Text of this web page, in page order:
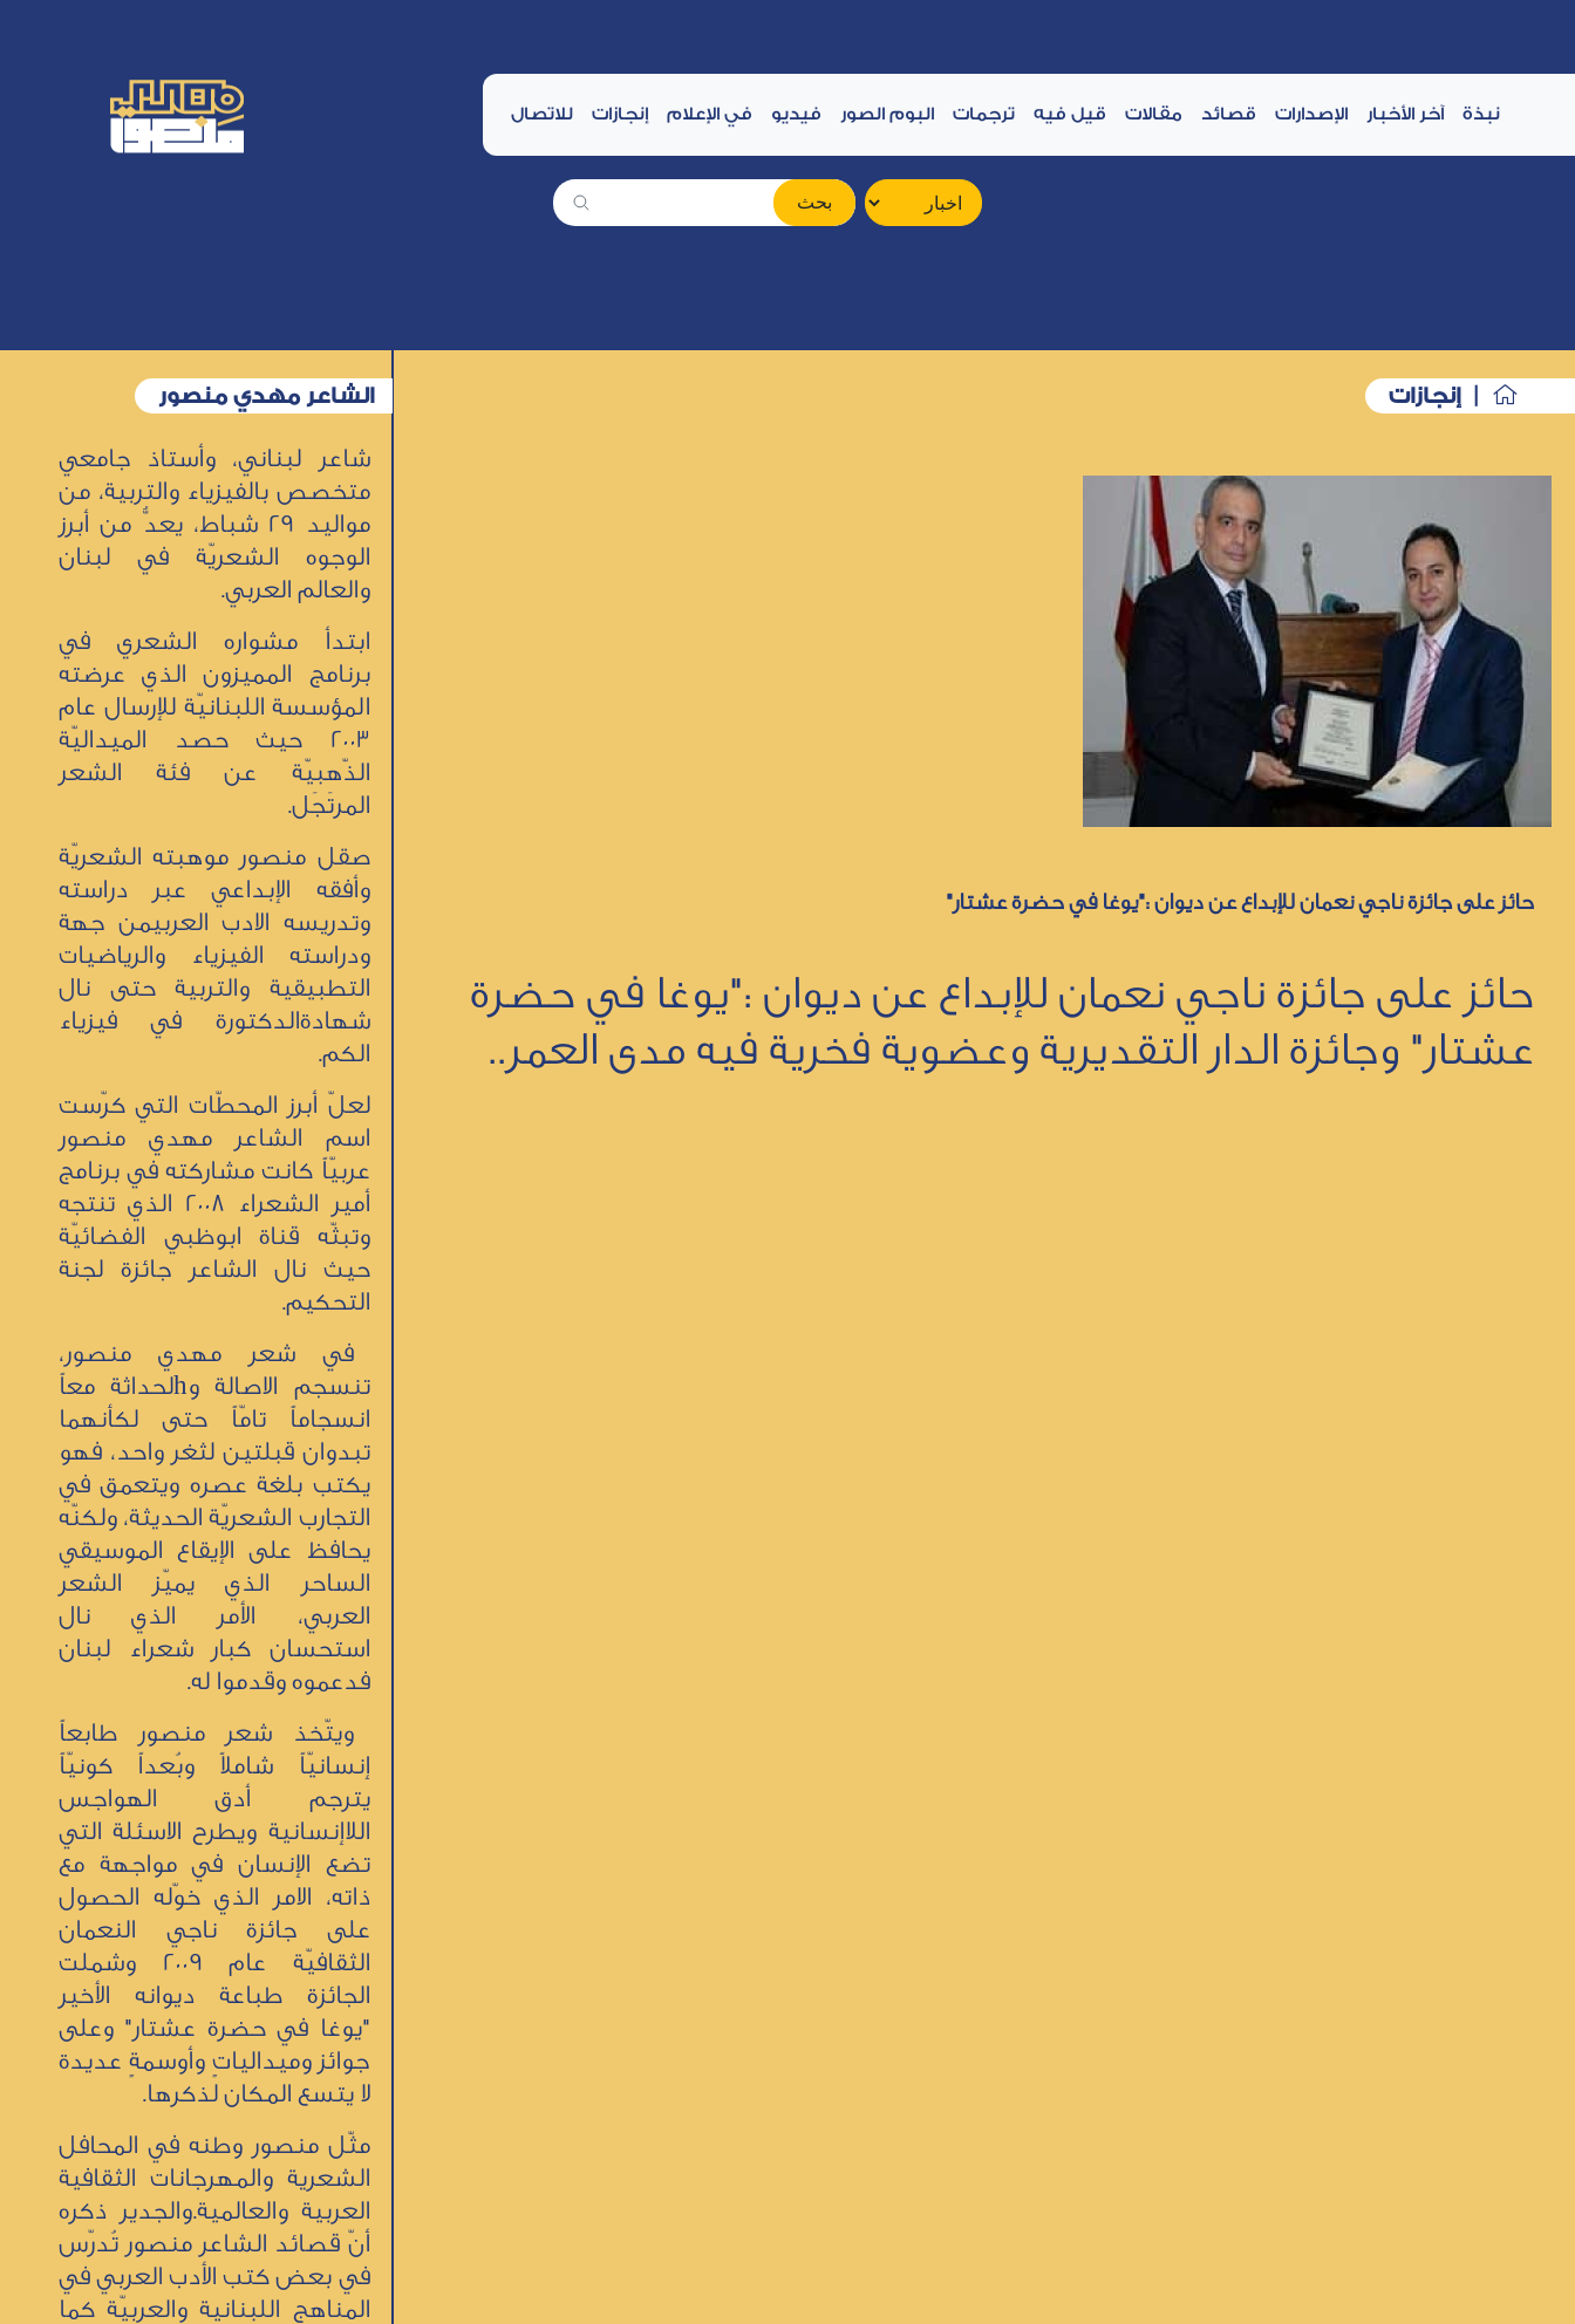
نبذة آخر الأخبار الإصدارات قصائد مقالات قيل فيه ترجمات البوم الصور فيديو في الإعلام إنجازات للاتصال
بحث
| إنجازات
حائز على جائزة ناجي نعمان للإبداع عن ديوان :"يوغا في حضرة عشتار"
حائز على جائزة ناجي نعمان للإبداع عن ديوان :"يوغا في حضرة
عشتار" وجائزة الدار التقديرية وعضوية فخرية فيه مدى العمر..
الشاعر مهدي منصور
شاعر لبناني، وأستاذ جامعي
متخصص بالفيزياء والتربية، من
مواليد 29 شباط، يعدُّ من أبرز
الوجوه الشعريّة في لبنان
والعالم العربي.
ابتدأ مشواره الشعري في
برنامج المميزون الذي عرضته
المؤسسة اللبنانيّة للإرسال عام
2003 حيث حصد الميداليّة
الذّهبيّة عن فئة الشعر
المرتَجَل.
صقل منصور موهبته الشعريّة
وأفقه الإبداعي عبر دراسته
وتدريسه الادب العربيمن جهة
ودراسته الفيزياء والرياضيات
التطبيقية والتربية حتى نال
شهادةالدكتورة في فيزياء
الكم.
لعلّ أبرز المحطّات التي كرّست
اسم الشاعر مهدي منصور
عربيّاً كانت مشاركته في برنامج
أمير الشعراء 2008 الذي تنتجه
وتبثّه قناة ابوظبي الفضائيّة
حيث نال الشاعر جائزة لجنة
التحكيم.
في شعر مهدي منصور،
تنسجم الاصالة وhلحداثة معاً
انسجاماً تامّاً حتى لكأنهما
تبدوان قبلتين لثغر واحد، فهو
يكتب بلغة عصره ويتعمق في
التجارب الشعريّة الحديثة، ولكنّه
يحافظ على الإيقاع الموسيقي
الساحر الذي يميّز الشعر
العربي، الأمر الذي نال
استحسان كبار شعراء لبنان
فدعموه وقدموا له.
ويتّخذ شعر منصور طابعاً
إنسانيّاً شاملاً وبُعداً كونيّاً
يترجم أدق الهواجس
اللاإنسانية ويطرح الاسئلة التي
تضع الإنسان في مواجهة مع
ذاته، الامر الذي خوّله الحصول
على جائزة ناجي النعمان
الثقافيّة عام 2009 وشملت
الجائزة طباعة ديوانه الأخير
"يوغا في حضرة عشتار" وعلى
جوائز وميدالياتٍ وأوسمةٍ عديدة
لا يتسع المكان لذكرها.
مثّل منصور وطنه في المحافل
الشعرية والمهرجانات الثقافية
العربية والعالمية.والجدير ذكره
أنّ قصائد الشاعر منصور تُدرّس
في بعض كتب الأدب العربي في
المناهج اللبنانية والعربيّة كما